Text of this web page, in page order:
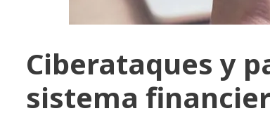
Ciberataques y
sistema